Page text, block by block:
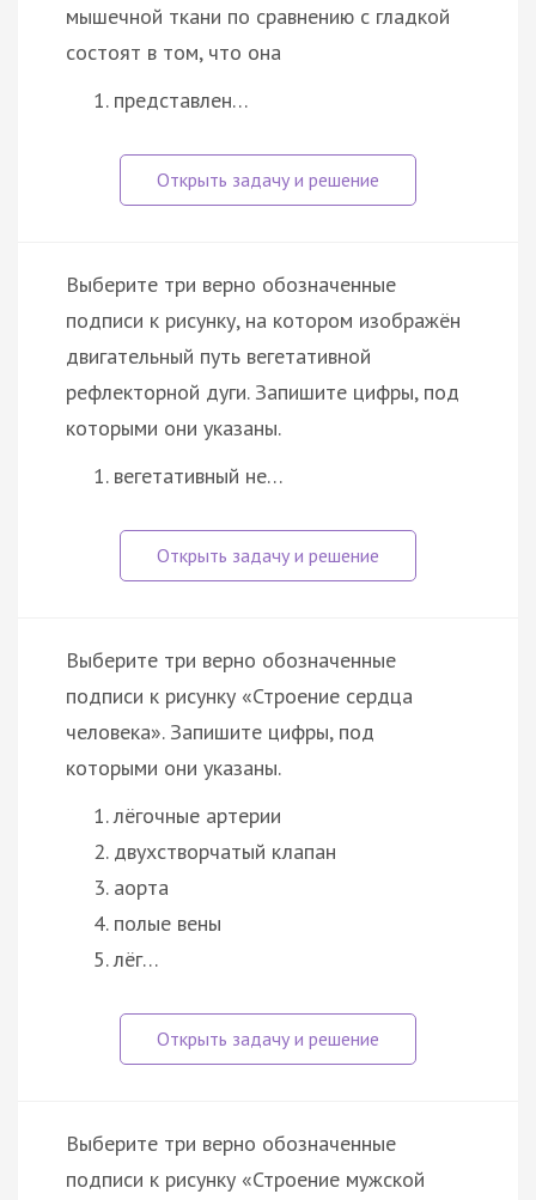
мышечной ткани по сравнению с гладкой
состоят в том, что она
представлен…
Выберите три верно обозначенные
подписи к рисунку, на котором изображён
двигательный путь вегетативной
рефлекторной дуги. Запишите цифры, под
которыми они указаны.
вегетативный не…
Выберите три верно обозначенные
подписи к рисунку «Строение сердца
человека». Запишите цифры, под
которыми они указаны.
лёгочные артерии
двухстворчатый клапан
аорта
полые вены
лёг…
Выберите три верно обозначенные
подписи к рисунку «Строение мужской